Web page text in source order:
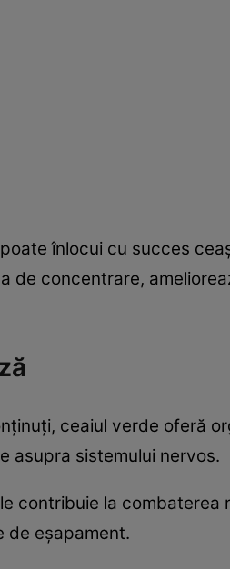
înlocui cu succes
de concentrare,
ceaiul verde oferă
asupra sistemului nervos.
contribuie la
de eşapament.